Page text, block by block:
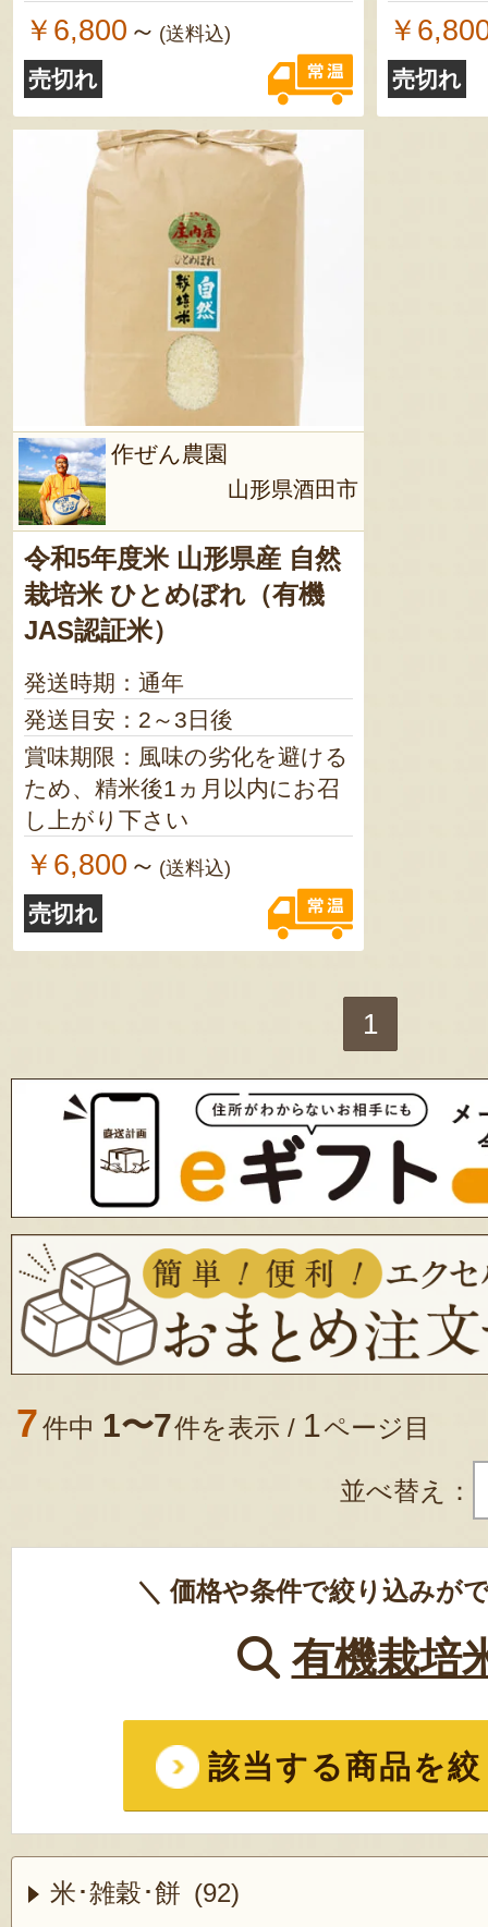
￥6,800 ～ (送料込)
売切れ
￥
売切れ
作ぜん農園
山形県酒田市
令和5年度米 山形県産 自然
栽培米 ひとめぼれ（有機
JAS認証米）
発送時期：通年
発送目安：2～3日後
賞味期限：風味の劣化を避ける
ため、精米後1ヵ月以内にお召
し上がり下さい
￥6,800 ～ (送料込)
売切れ
1
7件中 1〜7件を表示 / 1ページ目
並べ替え：
＼ 価格や条件で絞り込みが
有機栽培
該当する商品を
米･雑穀･餅 (92)